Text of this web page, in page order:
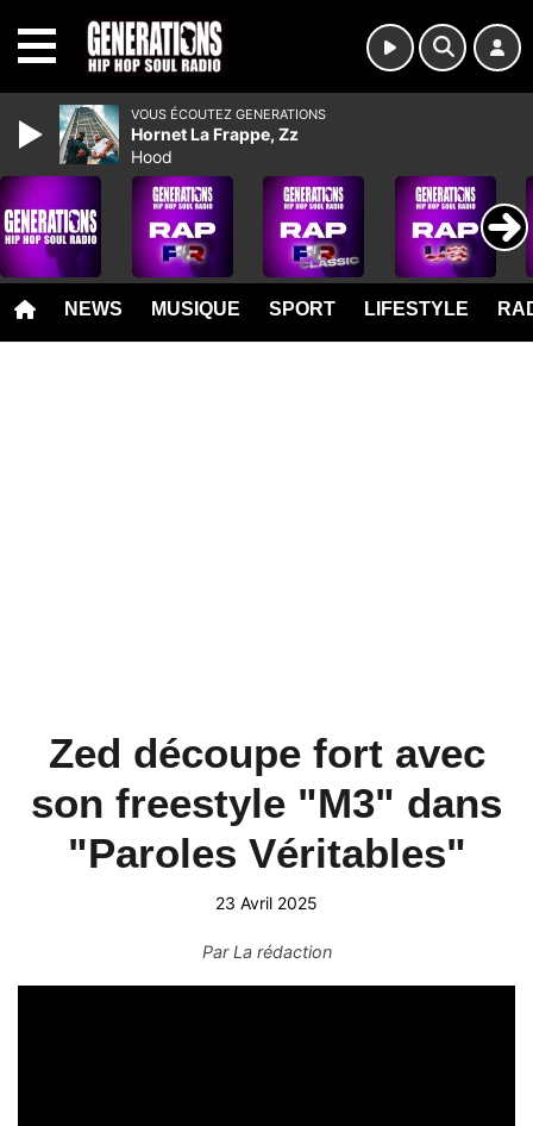
NEWS MUSIQUE SPORT LIFESTYLE
Zed découpe fort avec
son freestyle "M3" dans
"Paroles Véritables"
23 Avril 2025
ParLa rédaction
VOUS ÉCOUTEZ GENERATIONS
Hornet La Frappe, Zz
Hood